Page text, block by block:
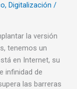
, Digitalización /
la versión
tenemos un
en Internet, su
infinidad de
las barreras